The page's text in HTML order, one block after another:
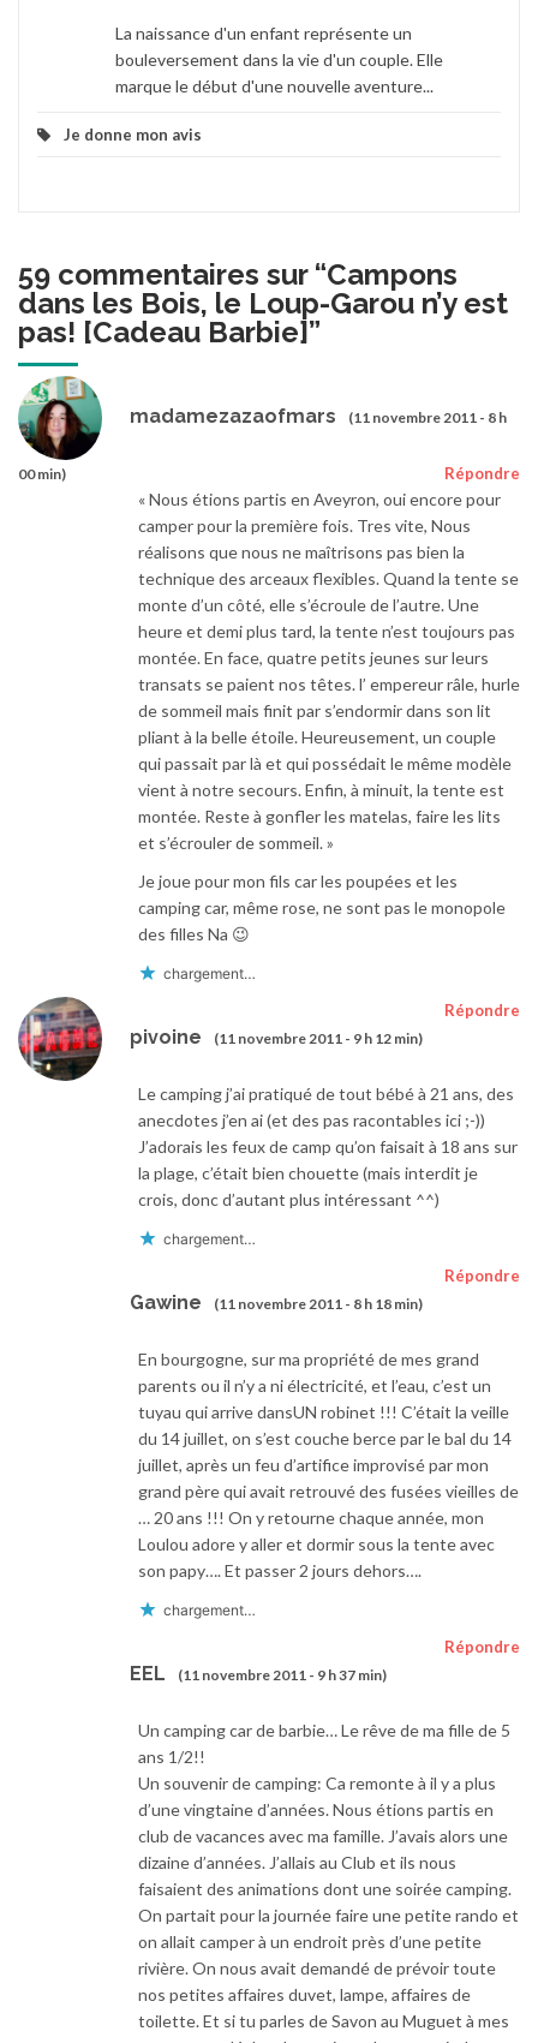
La naissance d'un enfant représente un
bouleversement dans la vie d'un couple. Elle
marque le début d'une nouvelle aventure...
Je donne mon avis
59 commentaires sur “Campons
dans les Bois, le Loup-Garou n’y est
pas! [Cadeau Barbie]”
madamezazaofmars (11 novembre 2011 - 8 h
00 min) Répondre
« Nous étions partis en Aveyron, oui encore pour
camper pour la première fois. Tres vite, Nous
réalisons que nous ne maîtrisons pas bien la
technique des arceaux flexibles. Quand la tente se
monte d’un côté, elle s’écroule de l’autre. Une
heure et demi plus tard, la tente n’est toujours pas
montée. En face, quatre petits jeunes sur leurs
transats se paient nos têtes. l’ empereur râle, hurle
de sommeil mais finit par s’endormir dans son lit
pliant à la belle étoile. Heureusement, un couple
qui passait par là et qui possédait le même modèle
vient à notre secours. Enfin, à minuit, la tente est
montée. Reste à gonfler les matelas, faire les lits
et s’écrouler de sommeil. »
Je joue pour mon fils car les poupées et les
camping car, même rose, ne sont pas le monopole
des filles Na 😉
chargement…
pivoine (11 novembre 2011 - 9 h 12 min)
Répondre
Le camping j’ai pratiqué de tout bébé à 21 ans, des
anecdotes j’en ai (et des pas racontables ici ;-))
J’adorais les feux de camp qu’on faisait à 18 ans sur
la plage, c’était bien chouette (mais interdit je
crois, donc d’autant plus intéressant ^^)
chargement…
Gawine (11 novembre 2011 - 8 h 18 min)
Répondre
En bourgogne, sur ma propriété de mes grand
parents ou il n’y a ni électricité, et l’eau, c’est un
tuyau qui arrive dansUN robinet !!! C’était la veille
du 14 juillet, on s’est couche berce par le bal du 14
juillet, après un feu d’artifice improvisé par mon
grand père qui avait retrouvé des fusées vieilles de
… 20 ans !!! On y retourne chaque année, mon
Loulou adore y aller et dormir sous la tente avec
son papy…. Et passer 2 jours dehors….
chargement…
EEL (11 novembre 2011 - 9 h 37 min)
Répondre
Un camping car de barbie… Le rêve de ma fille de 5
ans 1/2!!
Un souvenir de camping: Ca remonte à il y a plus
d’une vingtaine d’années. Nous étions partis en
club de vacances avec ma famille. J’avais alors une
dizaine d’années. J’allais au Club et ils nous
faisaient des animations dont une soirée camping.
On partait pour la journée faire une petite rando et
on allait camper à un endroit près d’une petite
rivière. On nous avait demandé de prévoir toute
nos petites affaires duvet, lampe, affaires de
toilette. Et si tu parles de Savon au Muguet à mes